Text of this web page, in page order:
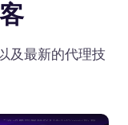
及最新的代理技